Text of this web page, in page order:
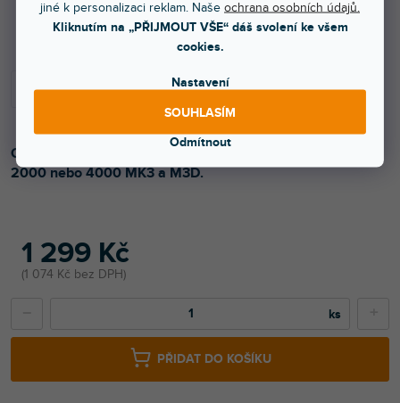
jiné k personalizaci reklam. Naše ochrana osobních údajů.
Kliknutím na „PŘIJMOUT VŠE“ dáš svolení ke všem
cookies.
Nastavení
Odmítnout
SOUHLASÍM
1 299 Kč
1 074 Kč bez DPH
Skladem na prodejně
PŘIDAT DO KOŠÍKU
Ochraný kryt pro gramofon Reloop. Sedí na modely 1000,
2000 nebo 4000 MK3 a M3D.